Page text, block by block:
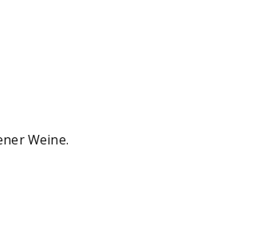
Weine.